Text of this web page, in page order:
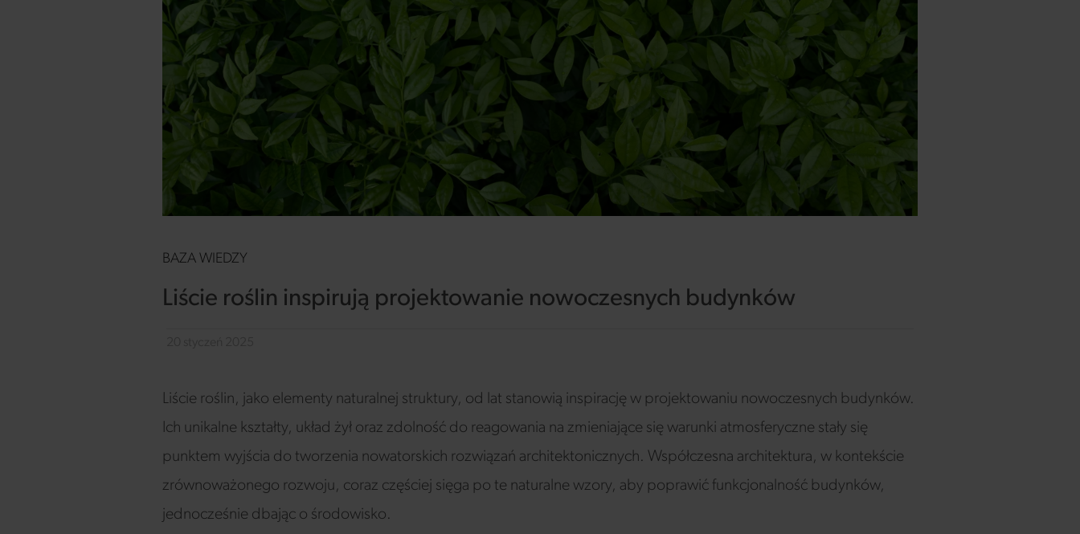
BAZA WIEDZY
Liście roślin inspirują projektowanie nowoczesnych budynków
Liście roślin, jako elementy naturalnej struktury, od lat stanowią inspirację w projektowaniu nowoczesnych budynków.
Ich unikalne kształty, układ żył oraz zdolność do reagowania na zmieniające się warunki atmosferyczne stały się
punktem wyjścia do tworzenia nowatorskich rozwiązań architektonicznych. Współczesna architektura, w kontekście
zrównoważonego rozwoju, coraz częściej sięga po te naturalne wzory, aby poprawić funkcjonalność budynków,
jednocześnie dbając o środowisko.